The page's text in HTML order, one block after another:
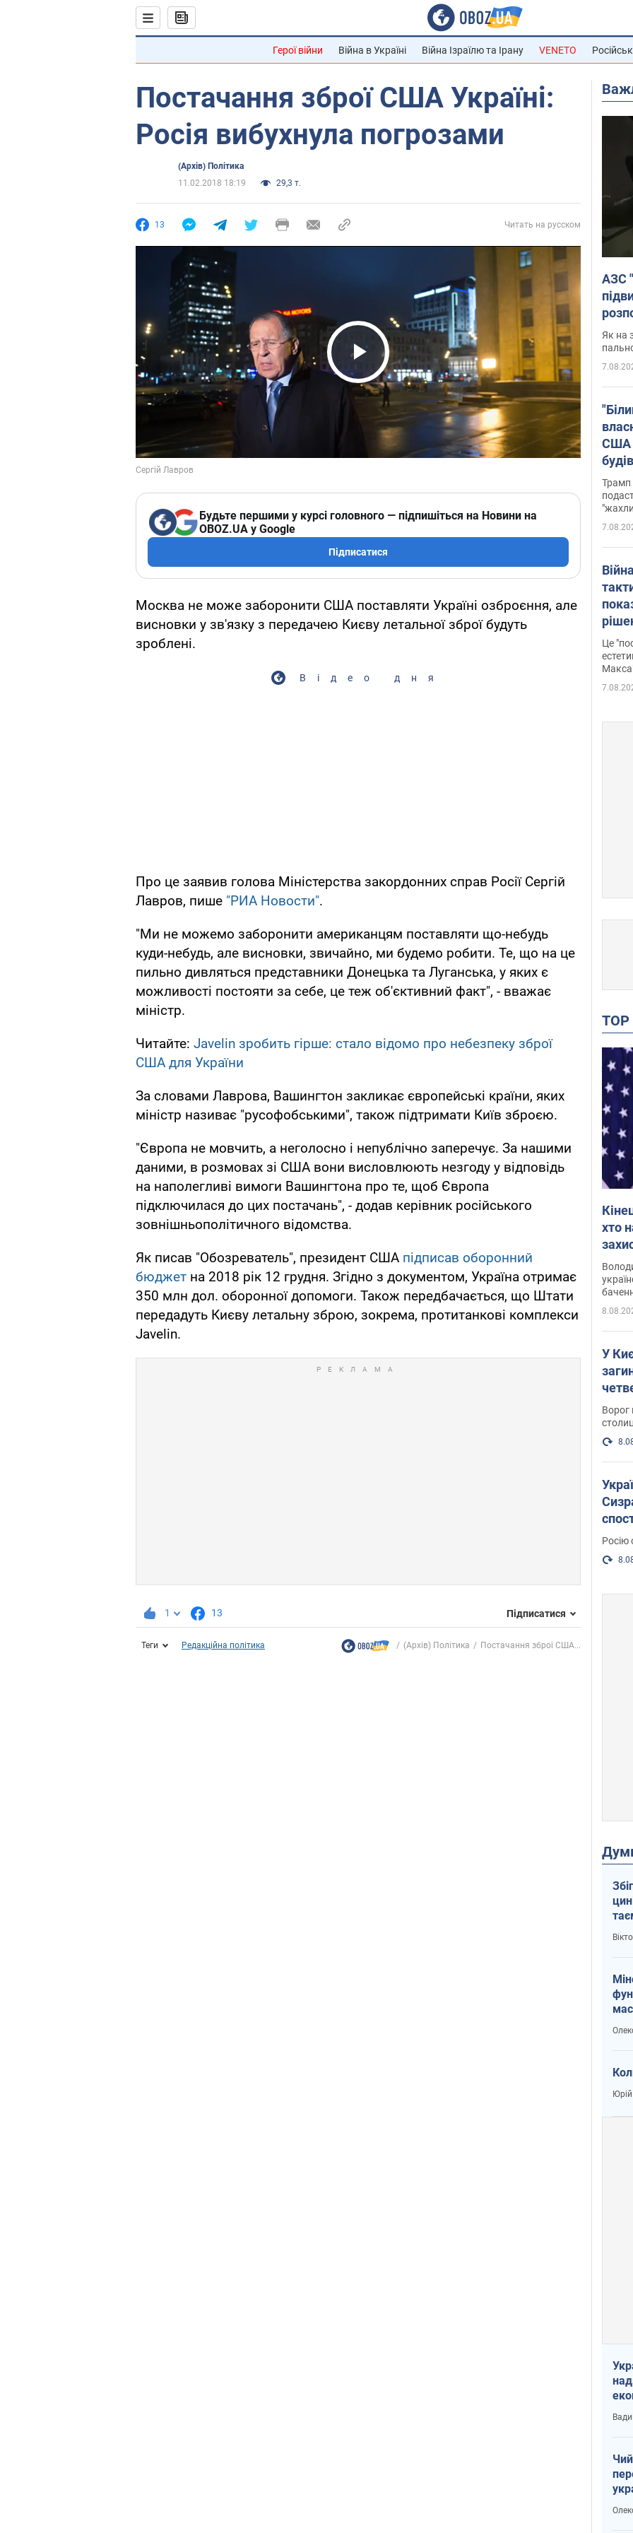
Герої війни Війна в Україні Війна Ізраїлю та Ірану VENETO
Постачання зброї США Україні:
Росія вибухнула погрозами
(Архів) Політика
11.02.2018 18:19
29,3 т.
13 Читать на русском
Play Video
Будьте першими у курсі головного — підпишіться на Новини на
OBOZ.UA у Google
Підписатися
Москва не може заборонити США поставляти Україні озброєння, але
висновки у зв'язку з передачею Києву летальної зброї будуть
зроблені.
Відео дня
Про це заявив голова Міністерства закордонних справ Росії Сергій
Лавров, пише "РИА Новости".
"Ми не можемо заборонити американцям поставляти що-небудь
куди-небудь, але висновки, звичайно, ми будемо робити. Те, що на це
пильно дивляться представники Донецька та Луганська, у яких є
можливості постояти за себе, це теж об'єктивний факт", - вважає
міністр.
Читайте: Javelin зробить гірше: стало відомо про небезпеку зброї
США для України
За словами Лаврова, Вашингтон закликає європейські країни, яких
міністр називає "русофобськими", також підтримати Київ зброєю.
"Європа не мовчить, а неголосно і непублічно заперечує. За нашими
даними, в розмовах зі США вони висловлюють незгоду у відповідь
на наполегливі вимоги Вашингтона про те, щоб Європа
підключилася до цих постачань", - додав керівник російського
зовнішньополітичного відомства.
Як писав "Обозреватель", президент США підписав оборонний
бюджет на 2018 рік 12 грудня. Згідно з документом, Україна отримає
350 млн дол. оборонної допомоги. Також передбачається, що Штати
передадуть Києву летальну зброю, зокрема, протитанкові комплекси
Javelin.
1 13 Підписатися
Теги Редакційна політика (Архів) Політика Постачання зброї США...
АЗС
Як на
США
зали
Трамп
Фото
Це
хто
у
У
Ворог
Росію
і